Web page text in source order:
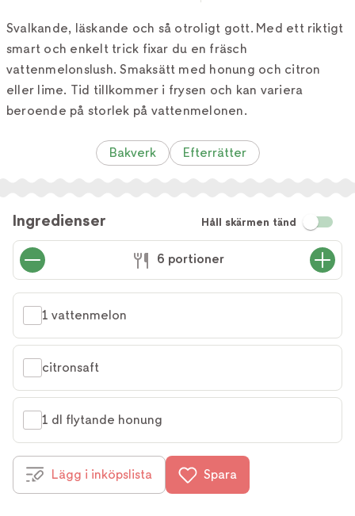
Svalkande, läskande och så otroligt gott. Med ett riktigt
smart och enkelt trick fixar du en fräsch
vattenmelonslush. Smaksätt med honung och citron
eller lime. Tid tillkommer i frysen och kan variera
beroende på storlek på vattenmelonen.
Bakverk Efterrätter
Ingredienser Håll skärmen tänd
6 portioner
1 vattenmelon
citronsaft
1 dl flytande honung
Lägg i inköpslista Spara